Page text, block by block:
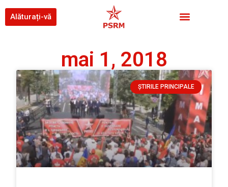
Alăturați-vă
mai 1, 2018
ȘTIRILE PRINCIPALE